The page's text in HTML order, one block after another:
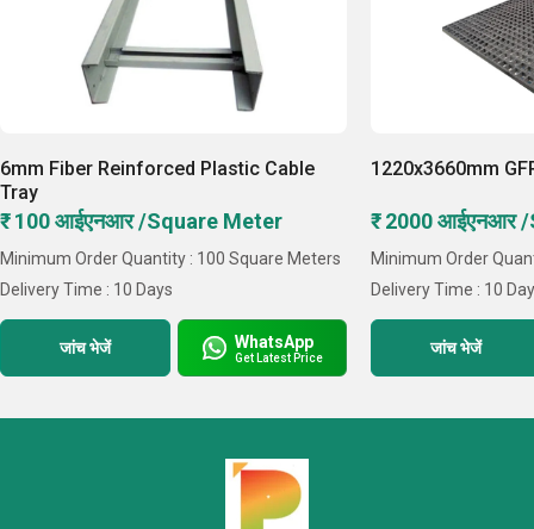
sectors by offering advanced alternatives to conventional
building materials.
Key Facts of Plurimo Pultrusion And Composite
Private Limited:
6mm Fiber Reinforced Plastic Cable
Tray
₹ 100 आईएनआर /Square Meter
Minimum Order Quantity : 100 Square Meters
Delivery Time : 10 Days
जांच भेजें WhatsApp
Get Latest Price
1220x3660mm
₹ 2000 आईएनआर
Minimum Order
Delivery Time : 10
जांच भेजें